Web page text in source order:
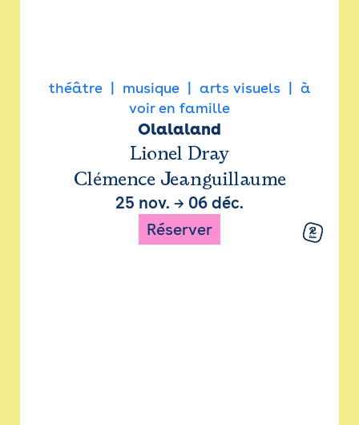
théâtre musique arts visuels
à
voir en famille
Olalaland
Lionel Dray
Clémence Jeanguillaume
25 nov. → 06 déc.
Réserver